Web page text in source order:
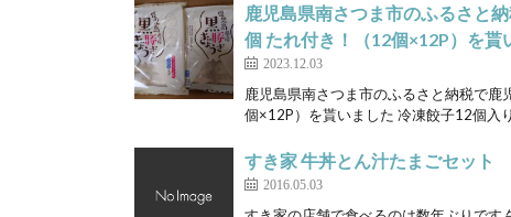
鹿児島県南さつま市のふるさと
個 たれ付き！（12個×12P）を貰
2023.12.03
鹿児島県南さつま市のふるさと納税で
個×12P）を貰いました 冷凍餃子12個入
すき家 牛丼とん汁たまごセット
2016.05.03